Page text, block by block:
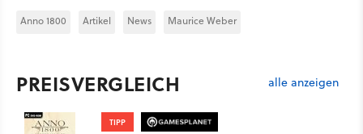
Anno 1800 Artikel News Maurice Weber
PREISVERGLEICH alle anzeigen
TIPP